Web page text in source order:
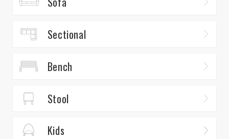
Sectional
Bench
Stool
Kids